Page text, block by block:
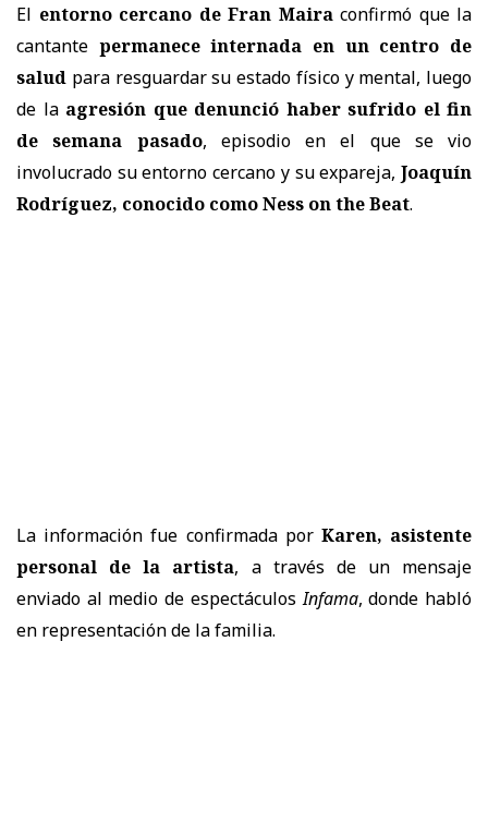
El entorno cercano de Fran Mairaconfirmó que la
cantante permanece internada en un centro de
salud para resguardar su estado físico y mental, luego
de la agresión que denunció haber sufrido el fin
de semana pasado, episodio en el que se vio
involucrado su entorno cercano y su expareja, Joaquín
Rodríguez, conocido como Ness on the Beat.
La información fue confirmada por Karen, asistente
personal de la artista, a través de un mensaje
enviado al medio de espectáculosInfama, donde habló
en representación de la familia.